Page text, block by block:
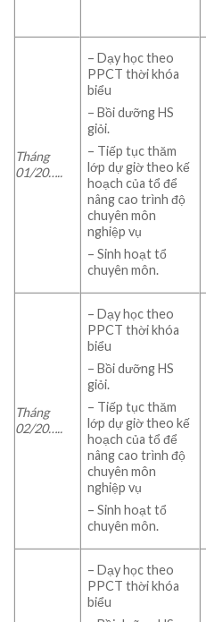
Tháng
01/20…..
– Dạy học theo
PPCT thời khóa
biểu
– Bồi dưỡng HS
giỏi.
– Tiếp tục thăm
lớp dự giờ theo kế
hoạch của tổ để
nâng cao trình độ
chuyên môn
nghiệp vụ
– Sinh hoạt tổ
chuyên môn.
Tháng
02/20…..
– Dạy học theo
PPCT thời khóa
biểu
– Bồi dưỡng HS
giỏi.
– Tiếp tục thăm
lớp dự giờ theo kế
hoạch của tổ để
nâng cao trình độ
chuyên môn
nghiệp vụ
– Sinh hoạt tổ
chuyên môn.
– Dạy học theo
PPCT thời khóa
biểu